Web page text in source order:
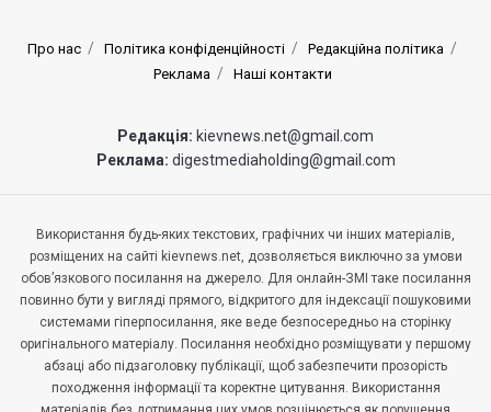
Про нас Політика конфіденційності
Редакційна політика
Реклама
Наші контакти
Редакція: kievnews.net@gmail.com
Реклама: digestmediaholding@gmail.com
Використання будь-яких текстових, графічних чи інших матеріалів,
розміщених на сайті kievnews.net, дозволяється виключно за умови
обов’язкового посилання на джерело. Для онлайн-ЗМІ таке посилання
повинно бути у вигляді прямого, відкритого для індексації пошуковими
системами гіперпосилання, яке веде безпосередньо на сторінку
оригінального матеріалу. Посилання необхідно розміщувати у першому
абзаці або підзаголовку публікації, щоб забезпечити прозорість
походження інформації та коректне цитування. Використання